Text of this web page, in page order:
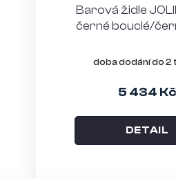
Barová židle
černé bouclé/
doba dodání do 2
5 434 Kč
DETAIL